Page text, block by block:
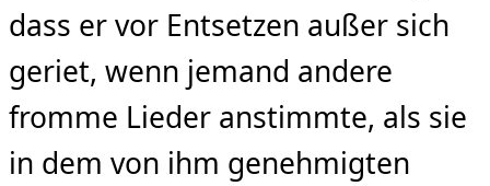
dass er vor Entsetzen außer sich
geriet, wenn jemand andere
fromme Lieder anstimmte, als sie
in dem von ihm geneh­migten